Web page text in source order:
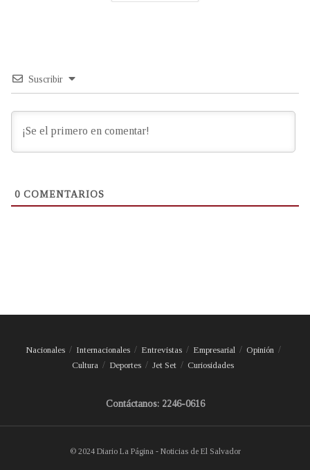
Suscribir
0 COMENTARIOS
Nacionales Internacionales Entrevistas Empresarial
Opinión
Cultura
Deportes Jet Set Curiosidades
Contáctanos: 2246-0616
© 2024 Diario La Página - Noticias de El Salvador